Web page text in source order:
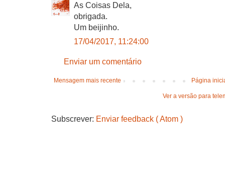
As Coisas Dela,
obrigada.
Um beijinho.
17/04/2017, 11:24:00
Enviar um comentário
Mensagem mais recente Página
Ver a versão para
Subscrever: Enviar feedback ( Atom )